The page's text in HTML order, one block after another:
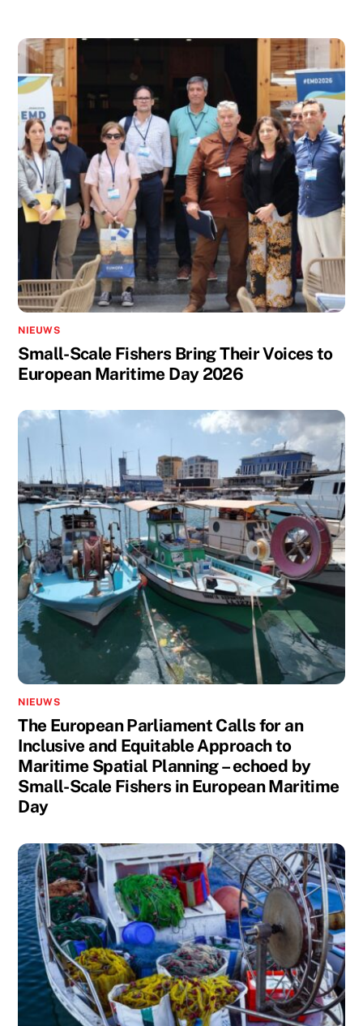
NIEUWS
Small-Scale Fishers Bring Their Voices to
European Maritime Day 2026
NIEUWS
The European Parliament Calls for an
Inclusive and Equitable Approach to
Maritime Spatial Planning – echoed by
Small-Scale Fishers in European Maritime
Day